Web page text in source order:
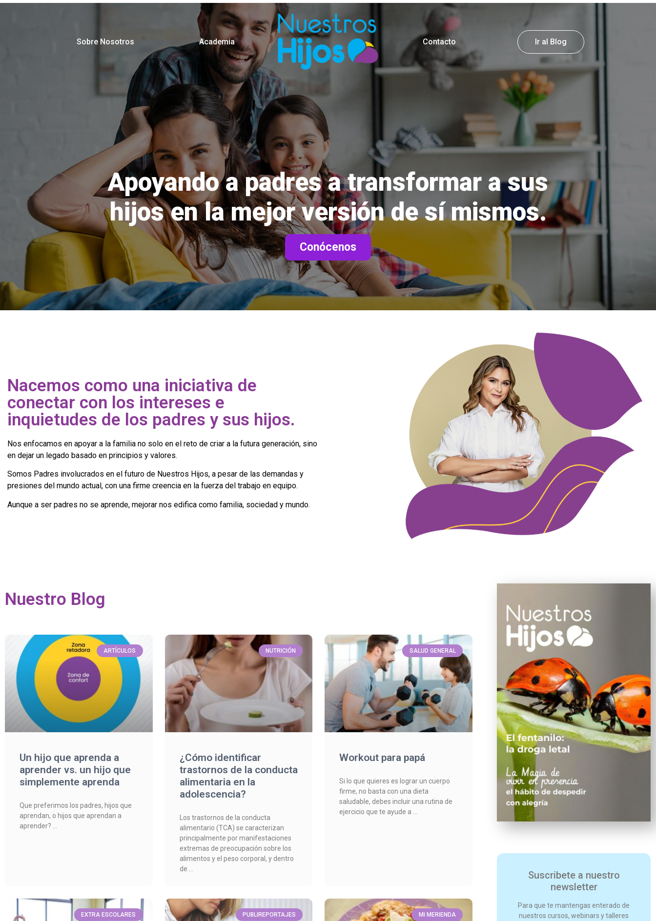
Sobre Nosotros Academia Contacto Ir al Blog
Apoyando a padres a transformar a sus
hijos en la mejor versión de sí mismos.
Conócenos
Nacemos como una iniciativa de
conectar con los intereses e
inquietudes de los padres y sus hijos.
Nos enfocamos en apoyar a la familia no solo en el reto de criar a la futura generación, sino
en dejar un legado basado en principios y valores.
Somos Padres involucrados en el futuro de Nuestros Hijos, a pesar de las demandas y
presiones del mundo actual, con una firme creencia en la fuerza del trabajo en equipo.
Aunque a ser padres no se aprende, mejorar nos edifica como familia, sociedad y mundo.
Nuestro Blog
ARTÍCULOS
Un hijo que aprenda a
aprender vs. un hijo que
simplemente aprenda
Que preferimos los padres, hijos que
aprendan, o hijos que aprendan a
aprender?
NUTRICIÓN
¿Cómo identificar
trastornos de la conducta
alimentaria en la
adolescencia?
Los trastornos de la conducta
alimentario (TCA) se caracterizan
principalmente por manifestaciones
extremas de preocupación sobre los
alimentos y el peso corporal, y dentro
de
SALUD GENERAL
Workout para papá
Si lo que quieres es lograr un cuerpo
firme, no basta con una dieta
saludable, debes incluir una rutina de
ejercicio que te ayude a
EXTRA ESCOLARES PUBLIREPORTAJES MI MERIENDA
Suscribete a nuestro
newsletter
Para que te mantengas enterado de
nuestros cursos, webinars y talleres